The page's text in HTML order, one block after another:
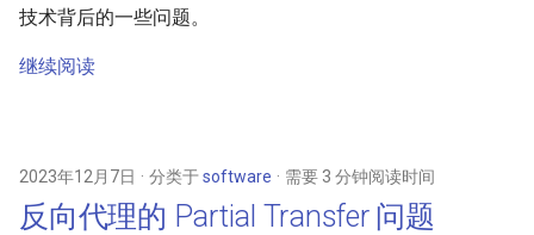
技术背后的一些问题。
继续阅读
2023年12月7日 分类于software 需要 3 分钟阅读时间
反向代理的 Partial Transfer 问题